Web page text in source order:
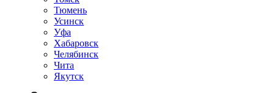
Тюмень
Усинск
Уфа
Хабаровск
Челябинск
Чита
Якутск